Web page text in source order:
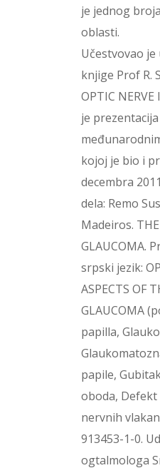
je jednog
oblasti.
Učestvovao
knjige Prof R.
OPTIC
je
kojoj je bio i
decembra
dela: Remo
Madeiros.
GLAUCOMA.
srpski jezik:
ASPECTS OF
GLAUCOMA
papilla,
papile,
oboda,
nervnih
913453-1-0.
ogtalmologa